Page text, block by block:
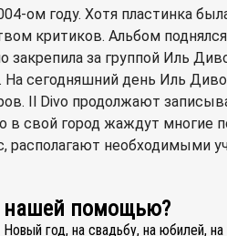
ом году. Хотя пластинка
критиков. Альбом
за группой Иль
На сегодняшний день Иль
Il Divo продолжают
свой город жаждут многие
необходимыми
нашей помощью?
год, на свадьбу, на юбилей,